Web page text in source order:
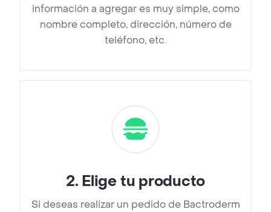
información a agregar es muy simple, como
nombre completo, dirección, número de
teléfono, etc.
2. Elige tu producto
Si deseas realizar un pedido de Bactroderm